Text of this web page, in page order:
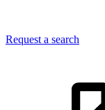
Request a search